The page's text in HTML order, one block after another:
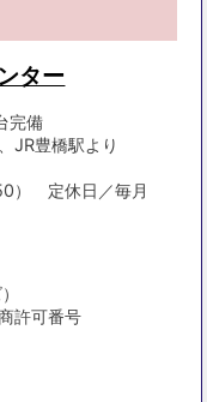
ター
完備
JR豊橋駅より
） 定休日／毎月
許可番号